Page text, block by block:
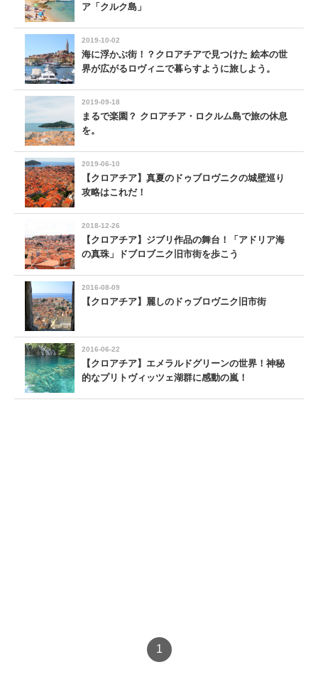
ア「クルク島」
2019-10-02
海に浮かぶ街！？クロアチアで見つけた 絵本の世
界が広がるロヴィニで暮らすように旅しよう。
2019-09-18
まるで楽園？ クロアチア・ロクルム島で旅の休息
を。
2019-06-10
【クロアチア】真夏のドゥブロヴニクの城壁巡り
攻略はこれだ！
2018-12-26
【クロアチア】ジブリ作品の舞台！「アドリア海
の真珠」ドブロブニク旧市街を歩こう
2016-08-09
【クロアチア】麗しのドゥブロヴニク旧市街
2016-06-22
【クロアチア】エメラルドグリーンの世界！神秘
的なプリトヴィッツェ湖群に感動の嵐！
1